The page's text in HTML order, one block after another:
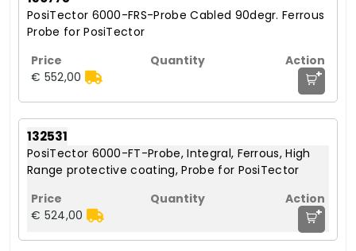
PosiTector 6000-FRS-Probe Cabled 90degr. Ferrous
Probe for PosiTector
€ 552,00 +
132531
PosiTector 6000-FT-Probe, Integral, Ferrous, High
Range protective coating, Probe for PosiTector
€ 524,00 +